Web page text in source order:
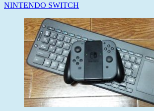
NINTENDO SWITCH